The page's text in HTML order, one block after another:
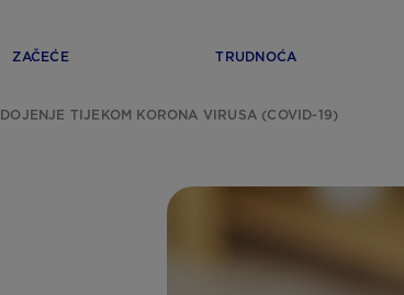
ZAČEĆE TRUDNOĆA
DOJENJE TIJEKOM KORONA VIRUSA (COVID-19)